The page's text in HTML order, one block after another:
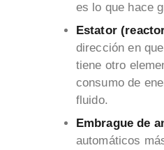
es lo que hace
Estator
dirección en
tiene otro
consumo de
fluido.
Embrague de
automáticos